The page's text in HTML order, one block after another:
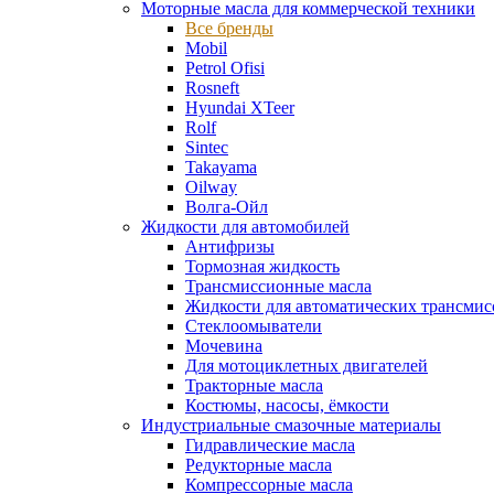
Моторные масла для коммерческой техники
Все бренды
Mobil
Petrol Ofisi
Rosneft
Hyundai XTeer
Rolf
Sintec
Takayama
Oilway
Волга-Ойл
Жидкости для автомобилей
Антифризы
Тормозная жидкость
Трансмиссионные масла
Жидкости для автоматических
Стеклоомыватели
Мочевина
Для мотоциклетных двигателей
Тракторные масла
Костюмы, насосы, ёмкости
Индустриальные смазочные материалы
Гидравлические масла
Редукторные масла
Компрессорные масла